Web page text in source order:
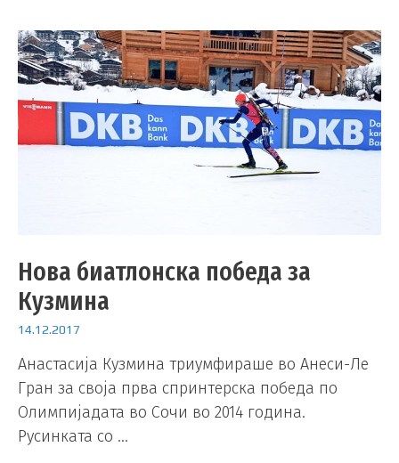
Нова биатлонска победа за
Кузмина
14.12.2017
Анастасија Кузмина триумфираше во Анеси-Ле
Гран за своја прва спринтерска победа по
Олимпијадата во Сочи во 2014 година.
Русинката со …